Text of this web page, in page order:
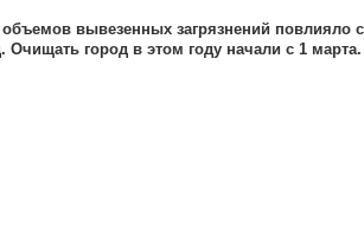
вывезенных загрязнений повлияло
Очищать город в этом году начали с 1 марта.